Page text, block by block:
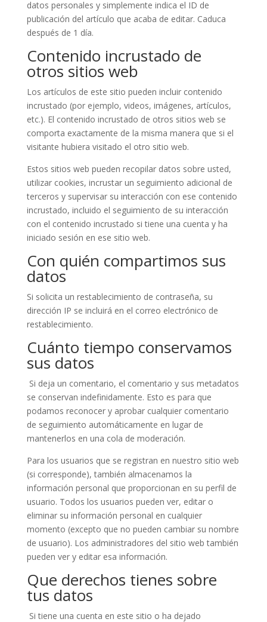
datos personales y simplemente indica el ID de
publicación del artículo que acaba de editar. Caduca
después de 1 día.
Contenido incrustado de
otros sitios web
Los artículos de este sitio pueden incluir contenido
incrustado (por ejemplo, videos, imágenes, artículos,
etc.). El contenido incrustado de otros sitios web se
comporta exactamente de la misma manera que si el
visitante hubiera visitado el otro sitio web.
Estos sitios web pueden recopilar datos sobre usted,
utilizar cookies, incrustar un seguimiento adicional de
terceros y supervisar su interacción con ese contenido
incrustado, incluido el seguimiento de su interacción
con el contenido incrustado si tiene una cuenta y ha
iniciado sesión en ese sitio web.
Con quién compartimos sus
datos
Si solicita un restablecimiento de contraseña, su
dirección IP se incluirá en el correo electrónico de
restablecimiento.
Cuánto tiempo conservamos
sus datos
Si deja un comentario, el comentario y sus metadatos
se conservan indefinidamente. Esto es para que
podamos reconocer y aprobar cualquier comentario
de seguimiento automáticamente en lugar de
mantenerlos en una cola de moderación.
Para los usuarios que se registran en nuestro sitio web
(si corresponde), también almacenamos la
información personal que proporcionan en su perfil de
usuario. Todos los usuarios pueden ver, editar o
eliminar su información personal en cualquier
momento (excepto que no pueden cambiar su nombre
de usuario). Los administradores del sitio web también
pueden ver y editar esa información.
Que derechos tienes sobre
tus datos
Si tiene una cuenta en este sitio o ha dejado